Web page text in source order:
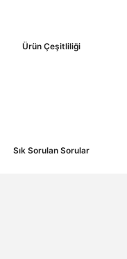
Ürün Çeşitliliği
Sık Sorulan Sorular